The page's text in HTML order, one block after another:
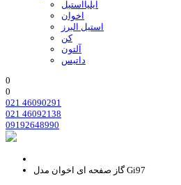
ایلیااستیل
اخوان
استیل البرز
کن
آلتون
داتیس
0
0
021 46090291
021 46092138
09192648990
گاز صفحه ای اخوان مدل Gi97